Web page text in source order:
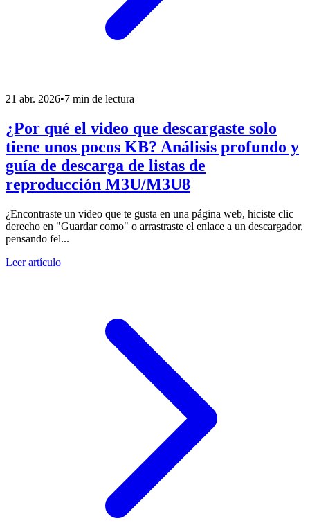
21 abr. 2026•7 min de lectura
¿Por qué el video que descargaste solo
tiene unos pocos KB? Análisis profundo y
guía de descarga de listas de
reproducción M3U/M3U8
¿Encontraste un video que te gusta en una página web, hiciste clic
derecho en "Guardar como" o arrastraste el enlace a un descargador,
pensando fel...
Leer artículo